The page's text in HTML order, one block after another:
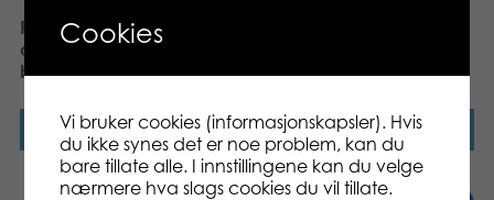
PLASTO Roadster Jeep, 23
cm, assorted red and
blac
Les mer Les mer
Cookies
Vi bruker cookies (informasjonskapsler). Hvis
du ikke synes det er noe problem, kan du
bare tillate alle. I innstillingene kan du velge
nærmere hva slags cookies du vil tillate.